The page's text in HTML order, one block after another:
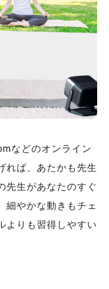
などのオンライン
れば、あたかも先生
先生があなたのすぐ
細やかな動きもチェ
よりも習得しやすい